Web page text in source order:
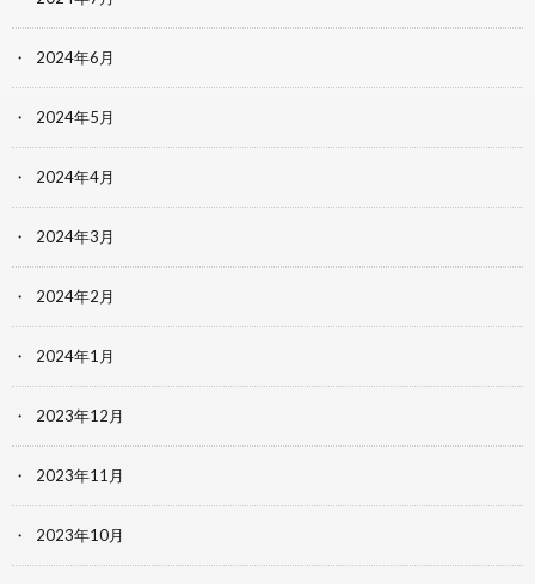
2024年6月
2024年5月
2024年4月
2024年3月
2024年2月
2024年1月
2023年12月
2023年11月
2023年10月